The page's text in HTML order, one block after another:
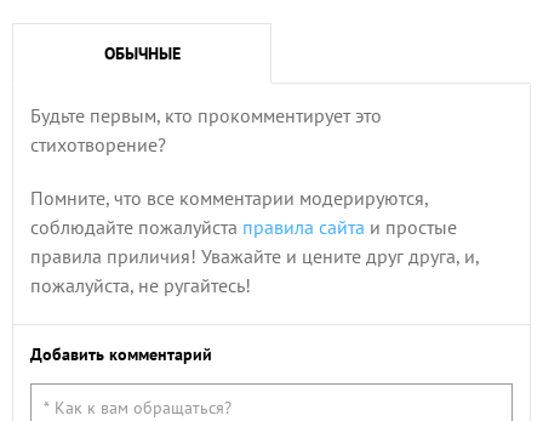
ОБЫЧНЫЕ
Будьте первым, кто прокомментирует это
стихотворение?
Помните, что все комментарии модерируются,
соблюдайте пожалуйста правила сайта и простые
правила приличия! Уважайте и цените друг друга, и,
пожалуйста, не ругайтесь!
Добавить комментарий